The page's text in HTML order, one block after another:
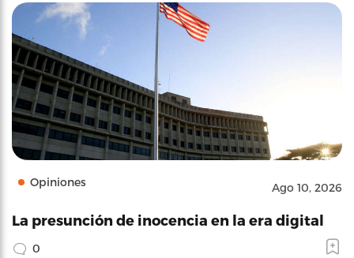
Opiniones Ago 10, 2026
La presunción de inocencia en la era digital
0